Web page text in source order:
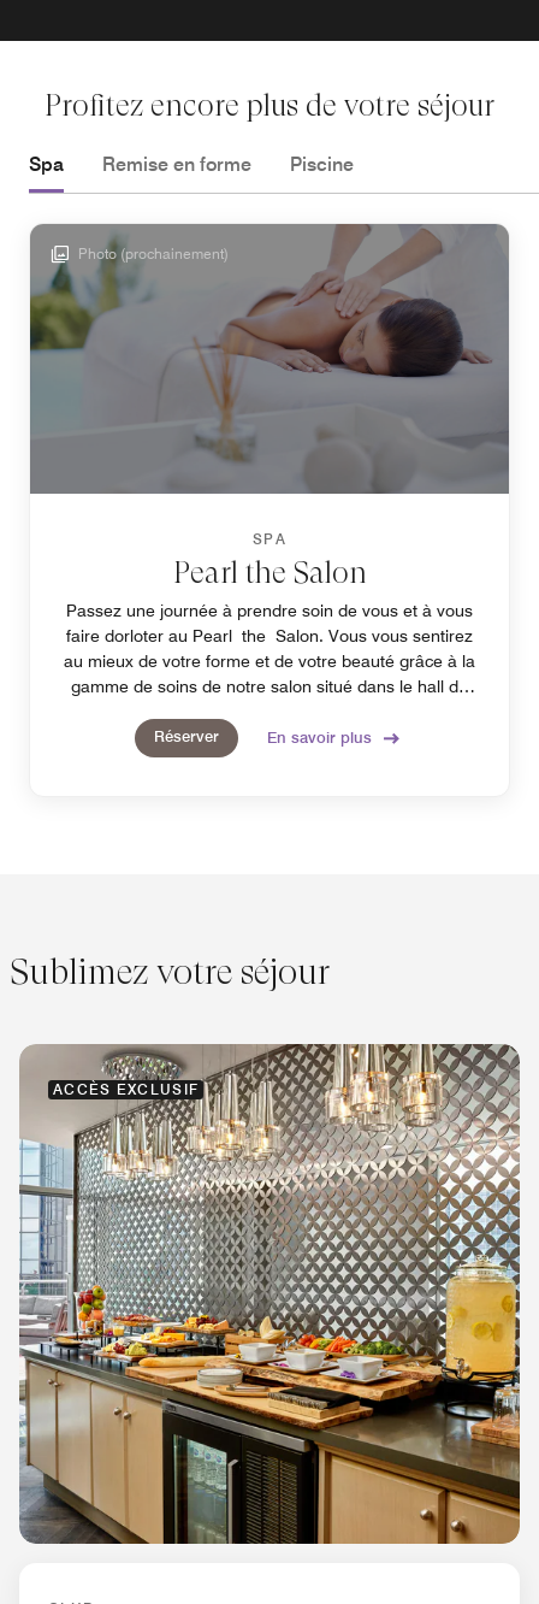
Profitez encore plus de votre séjour
Spa Remise en forme Piscine
Photo (prochainement)
SPA
Pearl the Salon
Passez une journée à prendre soin de vous et à vous
faire dorloter au Pearl the Salon. Vous vous sentirez
au mieux de votre forme et de votre beauté grâce à la
gamme de soins de notre salon situé dans le hall de
Réserver
En savoir plus
Sublimez votre séjour
ACCÈS EXCLUSIF